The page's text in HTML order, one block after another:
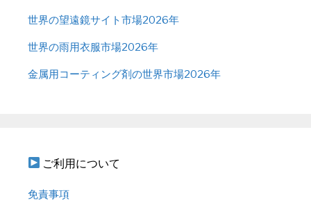
世界の望遠鏡サイト市場2026年
世界の雨用衣服市場2026年
金属用コーティング剤の世界市場2026年
ご利用について
免責事項